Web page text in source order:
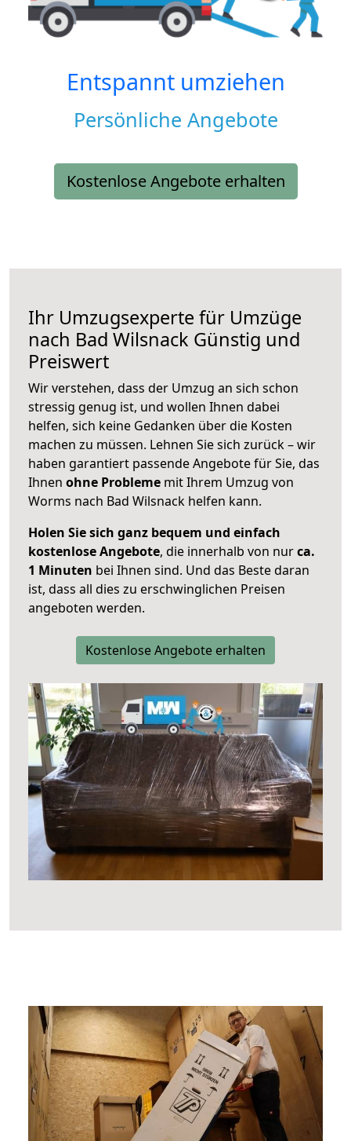
Entspannt umziehen
Persönliche Angebote
Kostenlose Angebote erhalten
Ihr Umzugsexperte für Umzüge
nach Bad Wilsnack Günstig und
Preiswert
Wir verstehen, dass der Umzug an sich schon
stressig genug ist, und wollen Ihnen dabei
helfen, sich keine Gedanken über die Kosten
machen zu müssen. Lehnen Sie sich zurück – wir
haben garantiert passende Angebote für Sie, das
Ihnen ohne Probleme mit Ihrem Umzug von
Worms nach Bad Wilsnack helfen kann.
Holen Sie sich ganz bequem und einfach
kostenlose Angebote, die innerhalb von nurca.
1 Minuten bei Ihnen sind. Und das Beste daran
ist, dass all dies zu erschwinglichen Preisen
angeboten werden.
Kostenlose Angebote erhalten